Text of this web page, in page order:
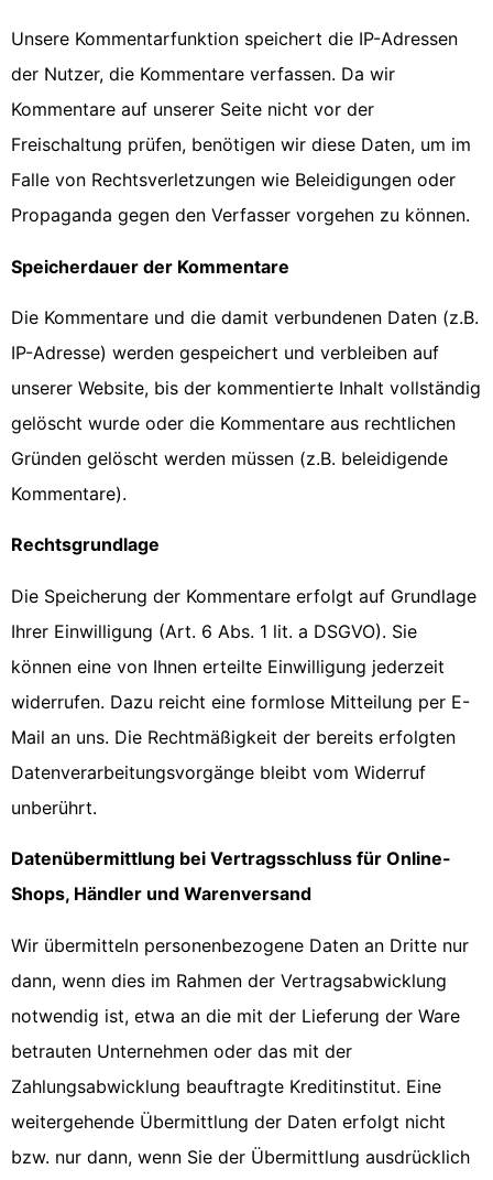
Unsere Kommentarfunktion speichert die IP-Adressen
der Nutzer, die Kommentare verfassen. Da wir
Kommentare auf unserer Seite nicht vor der
Freischaltung prüfen, benötigen wir diese Daten, um im
Falle von Rechtsverletzungen wie Beleidigungen oder
Propaganda gegen den Verfasser vorgehen zu können.
Speicherdauer der Kommentare
Die Kommentare und die damit verbundenen Daten (z.B.
IP-Adresse) werden gespeichert und verbleiben auf
unserer Website, bis der kommentierte Inhalt vollständig
gelöscht wurde oder die Kommentare aus rechtlichen
Gründen gelöscht werden müssen (z.B. beleidigende
Kommentare).
Rechtsgrundlage
Die Speicherung der Kommentare erfolgt auf Grundlage
Ihrer Einwilligung (Art. 6 Abs. 1 lit. a DSGVO). Sie
können eine von Ihnen erteilte Einwilligung jederzeit
widerrufen. Dazu reicht eine formlose Mitteilung per E-
Mail an uns. Die Rechtmäßigkeit der bereits erfolgten
Datenverarbeitungsvorgänge bleibt vom Widerruf
unberührt.
Datenübermittlung bei Vertragsschluss für Online-
Shops, Händler und Warenversand
Wir übermitteln personenbezogene Daten an Dritte nur
dann, wenn dies im Rahmen der Vertragsabwicklung
notwendig ist, etwa an die mit der Lieferung der Ware
betrauten Unternehmen oder das mit der
Zahlungsabwicklung beauftragte Kreditinstitut. Eine
weitergehende Übermittlung der Daten erfolgt nicht
bzw. nur dann, wenn Sie der Übermittlung ausdrücklich